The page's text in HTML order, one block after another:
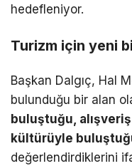
hedefleniyor.
Turizm için yeni
Başkan Dalgıç, Hal
bulunduğu bir alan
buluştuğu,
kültürüyle
değerlendirdiklerini